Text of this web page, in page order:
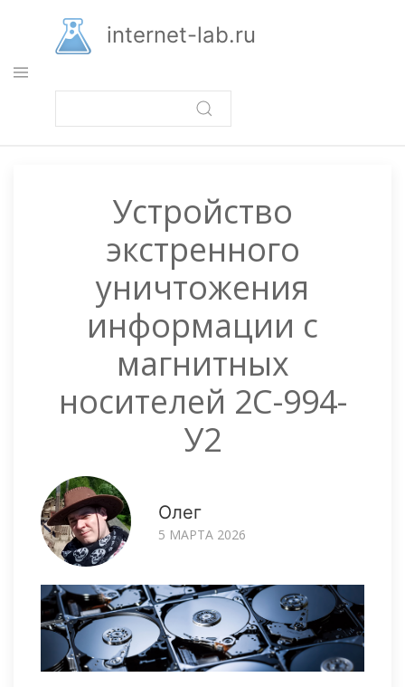
основному
содержанию
internet-lab.ru
Устройство
экстренного
уничтожения
информации с
магнитных
носителей 2С-994-
У2
Олег
5 МАРТА 2026